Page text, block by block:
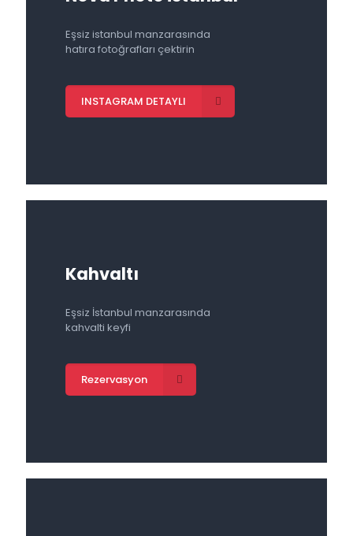
Eşsiz istanbul manzarasında
hatıra fotoğrafları çektirin
INSTAGRAM DETAYLI
Kahvaltı
Eşsiz İstanbul manzarasında
kahvalti keyfi
Rezervasyon